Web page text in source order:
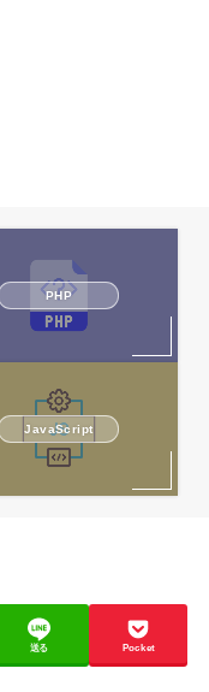
PHP
JavaScript
送る Pocket